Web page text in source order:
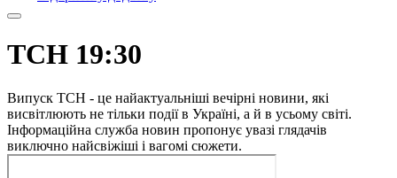
ТСН 19:30
Випуск ТСН - це найактуальніші вечірні новини, які
висвітлюють не тільки події в Україні, а й в усьому світі.
Інформаційна служба новин пропонує увазі глядачів
виключно найсвіжіші і вагомі сюжети.